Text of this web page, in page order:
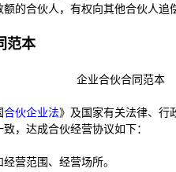
的合伙人，有权向其他合伙人追
范本
合同范本
合伙企业法》及国家有关法律、行
，达成合伙经营协议如下：
营范围、经营场所。